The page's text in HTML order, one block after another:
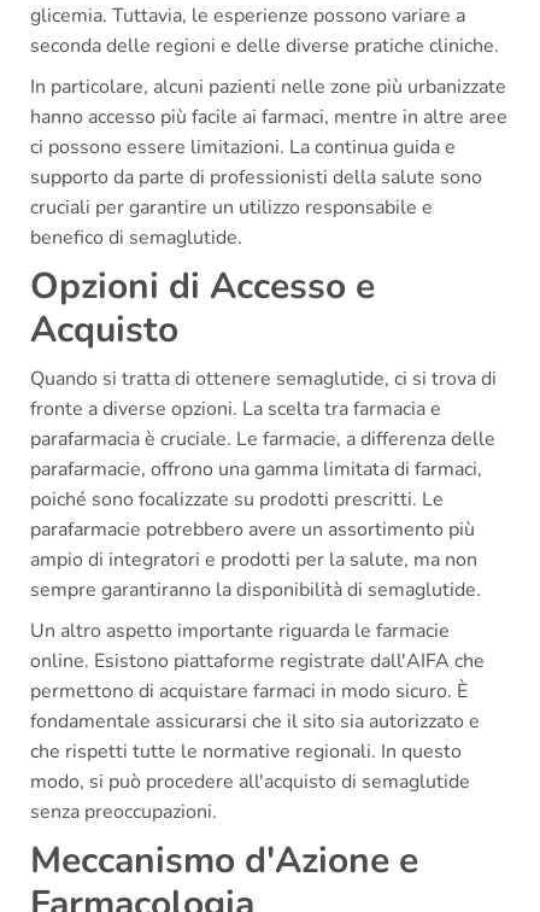
glicemia. Tuttavia, le esperienze possono variare a
seconda delle regioni e delle diverse pratiche cliniche.
In particolare, alcuni pazienti nelle zone più urbanizzate
hanno accesso più facile ai farmaci, mentre in altre aree
ci possono essere limitazioni. La continua guida e
supporto da parte di professionisti della salute sono
cruciali per garantire un utilizzo responsabile e
benefico di semaglutide.
Opzioni di Accesso e
Acquisto
Quando si tratta di ottenere semaglutide, ci si trova di
fronte a diverse opzioni. La scelta tra farmacia e
parafarmacia è cruciale. Le farmacie, a differenza delle
parafarmacie, offrono una gamma limitata di farmaci,
poiché sono focalizzate su prodotti prescritti. Le
parafarmacie potrebbero avere un assortimento più
ampio di integratori e prodotti per la salute, ma non
sempre garantiranno la disponibilità di semaglutide.
Un altro aspetto importante riguarda le farmacie
online. Esistono piattaforme registrate dall'AIFA che
permettono di acquistare farmaci in modo sicuro. È
fondamentale assicurarsi che il sito sia autorizzato e
che rispetti tutte le normative regionali. In questo
modo, si può procedere all'acquisto di semaglutide
senza preoccupazioni.
Meccanismo d'Azione e